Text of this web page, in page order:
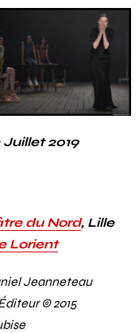
2019
du Nord, Lille
Lorient
Jeanneteau
© 2015